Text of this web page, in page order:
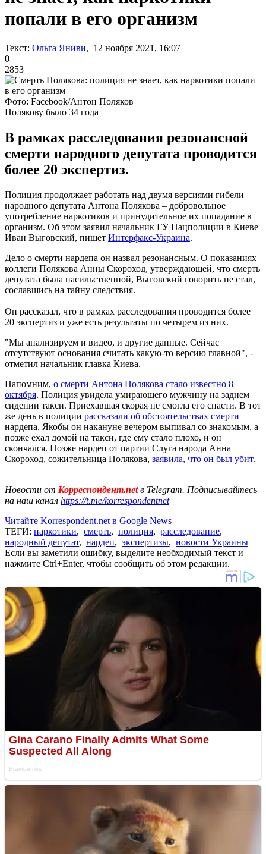
попали в его организм
Текст: Ольга Яниви, 12 ноября 2021, 16:07
0
2853
Фото: Facebook/Антон Поляков
Полякову было 34 года
В рамках расследования резонансной
смерти народного депутата проводится
более 20 экспертиз.
Полиция продолжает работать над двумя версиями гибели
народного депутата Антона Полякова – добровольное
употребление наркотиков и принудительное их попадание в
организм. Об этом заявил начальник ГУ Нацполиции в Киеве
Иван Выговский, пишет Интерфакс-Украина.
Дело о смерти нардепа он назвал резонансным. О показаниях
коллеги Полякова Анны Скороход, утверждающей, что смерть
депутата была насильственной, Выговский говорить не стал,
сославшись на тайну следствия.
Он рассказал, что в рамках расследования проводится более
20 экспертиз и уже есть результаты по четырем из них.
"Мы анализируем и видео, и другие данные. Сейчас
отсутствуют основания считать какую-то версию главной", -
отметил начальник главка Киева.
Напомним, о смерти Антона Полякова стало известно 8
октября. Полиция увидела умирающего мужчину на заднем
сидении такси. Приехавшая скорая не смогла его спасти. В тот
же день в полиции рассказали об обстоятельствах смерти
нардепа. Якобы он накануне вечером выпивал со знакомым, а
позже ехал домой на такси, где ему стало плохо, и он
скончался. Позже нардеп от партии Слуга народа Анна
Скороход, сожительница Полякова, заявила, что он был убит.
Новости от Корреспондент.netв Telegram. Подписывайтесь
на наш канал https://t.me/korrespondentnet
Читайте Korrespondent.net в Google News
ТЕГИ: наркотики, смерть, полиция, расследование,
народный депутат, нардеп, экспертизы, новости Украины
Если вы заметили ошибку, выделите необходимый текст и
нажмите Ctrl+Enter, чтобы сообщить об этом редакции.